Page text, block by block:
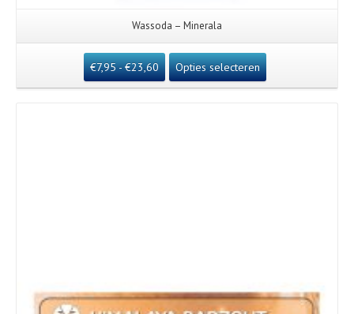
Wassoda – Minerala
€7,95- €23,60 Opties selecteren